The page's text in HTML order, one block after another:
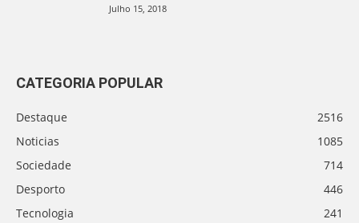
Julho 15, 2018
CATEGORIA POPULAR
Destaque
2516
Noticias
1085
Sociedade
714
Desporto
446
Tecnologia
241